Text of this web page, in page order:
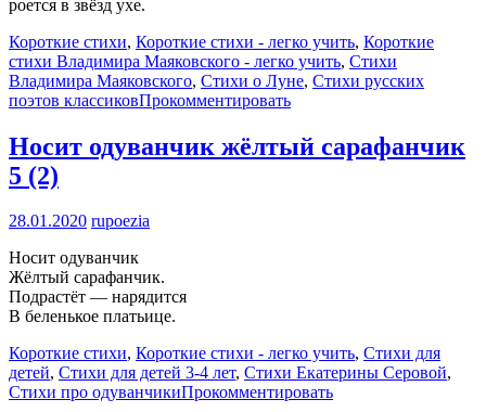
роется в звёзд ухе.
Короткие стихи, Короткие стихи - легко учить, Короткие
стихи Владимира Маяковского - легко учить, Стихи
Владимира Маяковского, Стихи о Луне, Стихи русских
поэтов классиковПрокомментировать
Носит одуванчик жёлтый сарафанчик
5 (2)
28.01.2020 rupoezia
Носит одуванчик
Жёлтый сарафанчик.
Подрастёт — нарядится
В беленькое платьице.
Короткие стихи, Короткие стихи - легко учить, Стихи для
детей, Стихи для детей 3-4 лет, Стихи Екатерины Серовой,
Стихи про одуванчикиПрокомментировать